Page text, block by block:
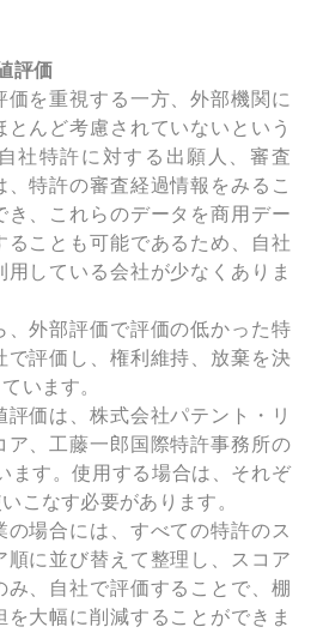
評価
を重視する一方、外部機関に
んど考慮されていないという
社特許に対する出願人、審査
特許の審査経過情報をみるこ
き、これらのデータを商用デー
ることも可能であるため、自社
している会社が少なくありま
外部評価で評価の低かった特
で評価し、権利維持、放棄を決
います。
価は、株式会社パテント・リ
ア、工藤一郎国際特許事務所の
ます。使用する場合は、それぞ
こなす必要があります。
場合には、すべての特許のス
順に並び替えて整理し、スコア
、自社で評価することで、棚
大幅に削減することができま